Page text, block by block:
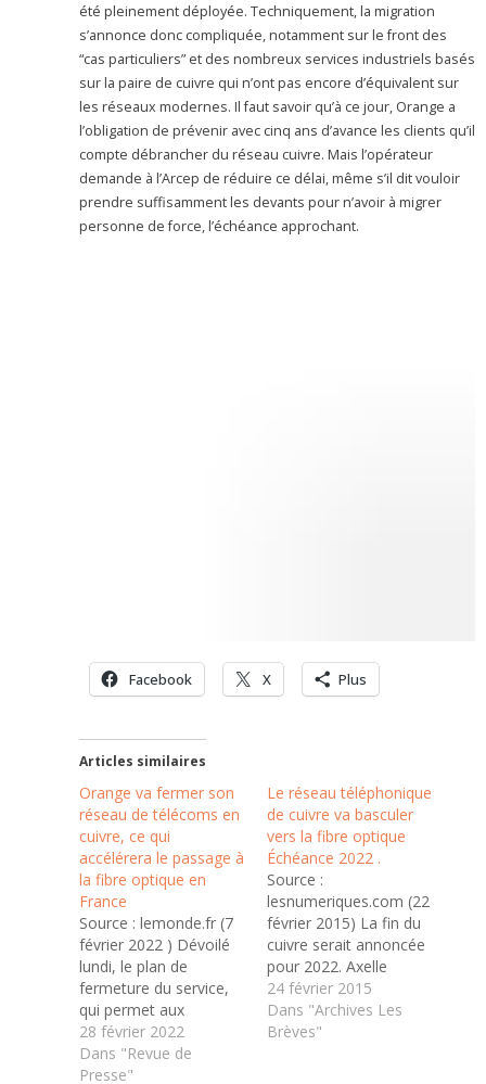
été pleinement déployée. Techniquement, la migration
s’annonce donc compliquée, notamment sur le front des
“cas particuliers” et des nombreux services industriels basés
sur la paire de cuivre qui n’ont pas encore d’équivalent sur
les réseaux modernes. Il faut savoir qu’à ce jour, Orange a
l’obligation de prévenir avec cinq ans d’avance les clients qu’il
compte débrancher du réseau cuivre. Mais l’opérateur
demande à l’Arcep de réduire ce délai, même s’il dit vouloir
prendre suffisamment les devants pour n’avoir à migrer
personne de force, l’échéance approchant.
Facebook X Plus
Articles similaires
Orange va fermer son
réseau de télécoms en
cuivre, ce qui
accélérera le passage à
la fibre optique en
France
Source : lemonde.fr (7
février 2022 ) Dévoilé
lundi, le plan de
fermeture du service,
qui permet aux
abonnés ADSL d’avoir
Internet et le téléphone
fixe, prendra plusieurs
28 février 2022
Dans "Revue de
Presse"
Le réseau téléphonique
de cuivre va basculer
vers la fibre optique
Échéance 2022 .
Source :
lesnumeriques.com (22
février 2015) La fin du
cuivre serait annoncée
pour 2022. Axelle
Lemaire, la Secrétaire
d'État au numérique
vient de recevoir le
24 février 2015
Dans "Archives Les
Brèves"